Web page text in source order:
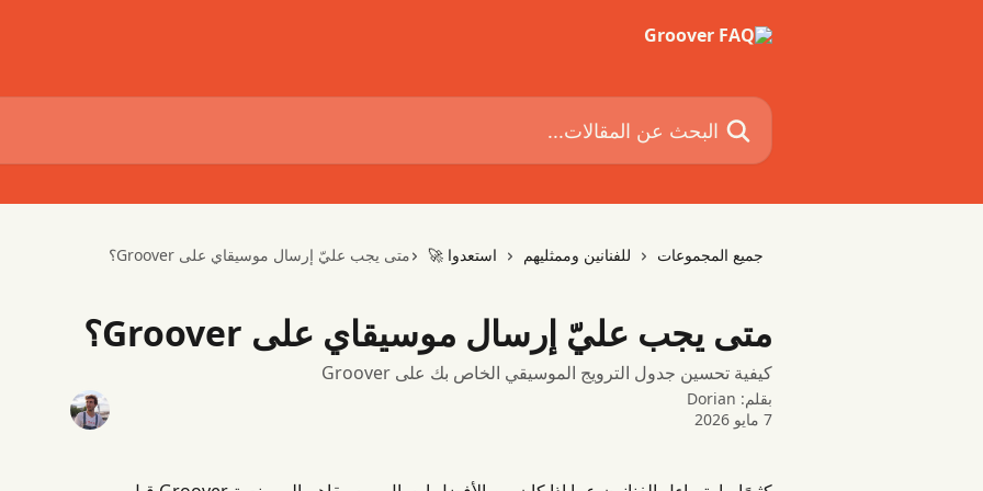
البحث عن المقالات...
جميع المجموعات للفنانين وممثليهم استعدوا 🚀 متى يجب عليّ إرسال موسيقاي على Groover؟
متى يجب عليّ إرسال موسيقاي على Groover؟
كيفية تحسين جدول الترويج الموسيقي الخاص بك على Groover
بقلم: Dorian
7 مايو 2026